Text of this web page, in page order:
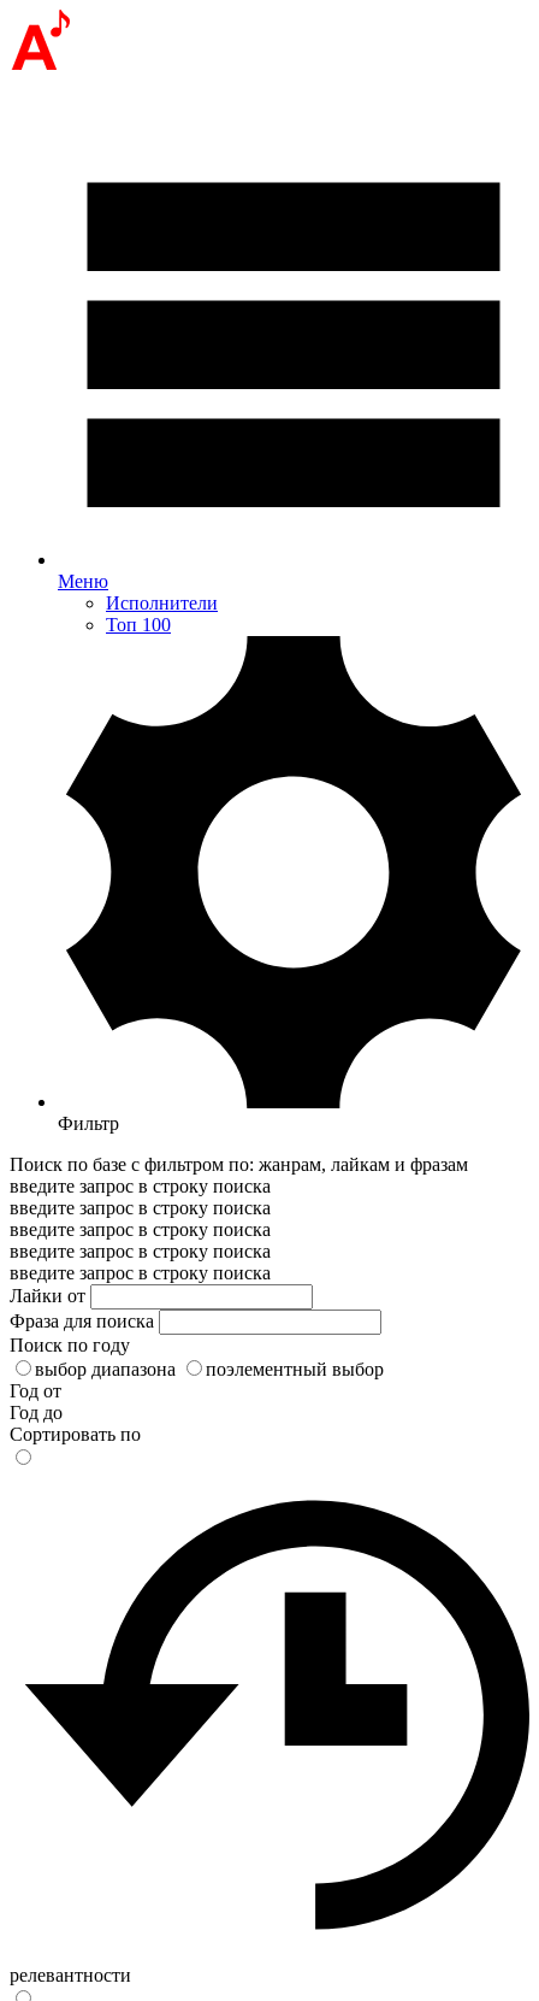
Меню
Исполнители
Топ 100
Фильтр
Поиск по базе с фильтром по: жанрам, лайкам и фразам
введите запрос в строку поиска
введите запрос в строку поиска
введите запрос в строку поиска
введите запрос в строку поиска
введите запрос в строку поиска
Лайки от
Фраза для поиска
Поиск по году
выбор диапазона
поэлементный выбор
Год от
Год до
Сортировать по
релевантности